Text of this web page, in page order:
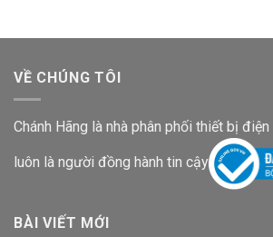
VỀ CHÚNG TÔI
Chánh Hãng là nhà phân phối thiết bị
luôn là người đồng hành tin cậy
BÀI VIẾT MỚI